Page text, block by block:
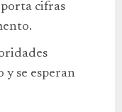
cifras
y se esperan